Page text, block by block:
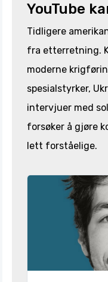
YouTube
Tidligere
fra etterretning.
moderne
spesialstyrker,
intervjuer med
forsøker å gjøre
lett forståelige.